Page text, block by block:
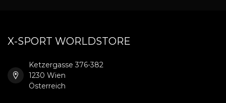
X-SPORT WORLDSTORE
Ketzergasse 376-382
1230 Wien
Österreich